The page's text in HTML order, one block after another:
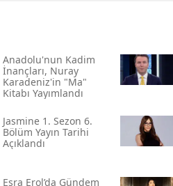
Anadolu'nun Kadim
İnançları, Nuray
Karadeniz'in "ma"
Kitabı Yayımlandı
Jasmine 1. Sezon 6.
Bölüm Yayın Tarihi
Açıklandı
Esra Erol’da Gündem